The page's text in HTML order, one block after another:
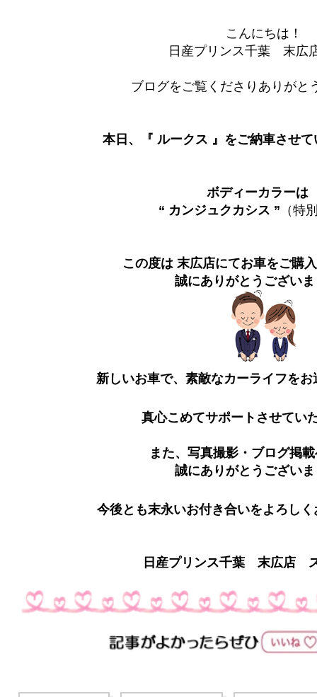
こんにちは！
日産プリンス千葉 末広
ブログをご覧くださりありがと
本日、『 ルークス 』をご納車させ
ボディーカラー
“ カンジュクカシス ” （特
この度は 末広店にてお車をご購
誠にありがとうござい
新しいお車で、素敵なカーライフをお
真心こめてサポートさせてい
また、写真撮影・ブログ掲
誠にありがとうござい
今後とも末永いお付き合いをよろし
日産プリンス千葉 末広店